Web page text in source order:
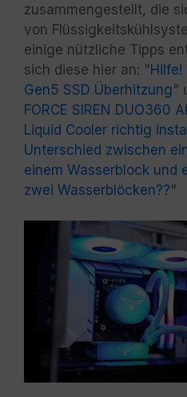
zusammengestellt, die
von
einige nützliche Tipps
sich diese hier an: "Hilfe!
Gen5 SSD Überhitzung"
FORCE SIREN DUO360
Liquid Cooler richtig
Unterschied zwischen
einem Wasserblock und
zwei Wasserblöcken??"